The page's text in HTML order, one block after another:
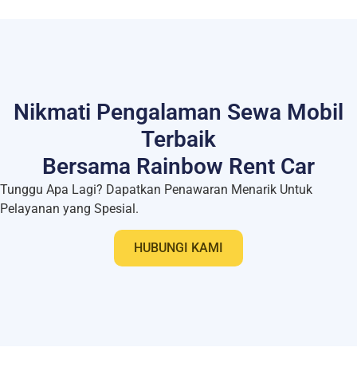
Nikmati Pengalaman Sewa Mobil
Terbaik
Bersama Rainbow Rent Car
Tunggu Apa Lagi? Dapatkan Penawaran Menarik Untuk
Pelayanan yang Spesial.
HUBUNGI KAMI